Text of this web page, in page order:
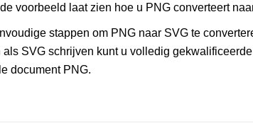
voorbeeld laat zien hoe u PNG converteert
stappen om PNG naar SVG te
als SVG schrijven kunt u volledig
document PNG.